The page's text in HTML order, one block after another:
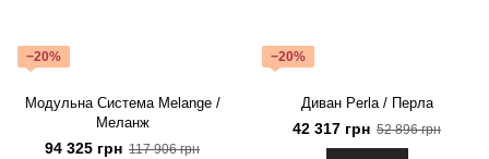
−20%
Модульна Система Melange /
Меланж
94 325 грн 117 906 грн
−20%
Диван Perla / Перла
42 317 грн 52 896 грн